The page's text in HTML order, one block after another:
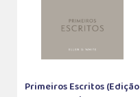
Primeiros Escritos (Edição